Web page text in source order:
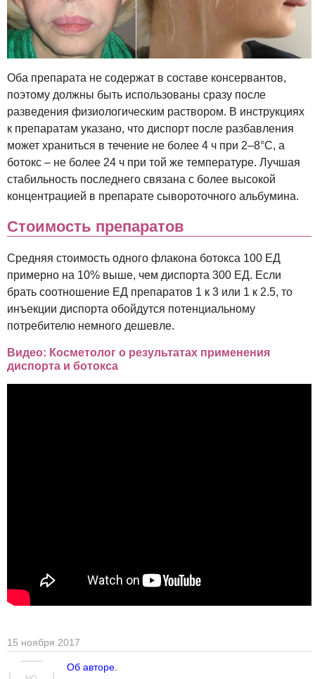
Оба препарата не содержат в составе консервантов,
поэтому должны быть использованы сразу после
разведения физиологическим раствором. В инструкциях
к препаратам указано, что диспорт после разбавления
может храниться в течение не более 4 ч при 2–8°С, а
ботокс – не более 24 ч при той же температуре. Лучшая
стабильность последнего связана с более высокой
концентрацией в препарате сывороточного альбумина.
Стоимость препаратов
Средняя стоимость одного флакона ботокса 100 ЕД
примерно на 10% выше, чем диспорта 300 ЕД. Если
брать соотношение ЕД препаратов 1 к 3 или 1 к 2.5, то
инъекции диспорта обойдутся потенциальному
потребителю немного дешевле.
Видео: Косметолог о результатах применения
диспорта и ботокса
15 ноября 2017
Об авторе.